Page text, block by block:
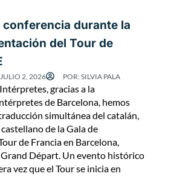
durante la
del Tour de
JULIO 2, 2026 POR:SILVIA PALA
gracias a la
de Barcelona, hemos
simultánea del catalán,
de la Gala de
de Francia en Barcelona,
Départ. Un evento histórico
vez que el Tour se inicia en